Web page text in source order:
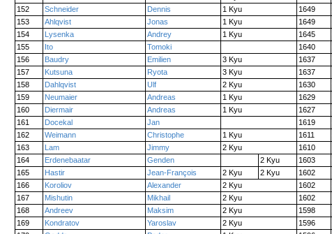
152
Schneider Dennis 1 Kyu 1649
153
Ahlqvist Jonas 1 Kyu 1649
154
Lysenka Andrey 1 Kyu 1645
155
Ito Tomoki 1640
156
Baudry Emilien 3 Kyu 1637
157
Kutsuna Ryota 3 Kyu 1637
158
Dahlqvist Ulf 2 Kyu 1630
159
Neumaier Andreas 1 Kyu 1629
160
Diermair Andreas 1 Kyu 1627
161
Docekal Jan 1619
162
Weimann Christophe 1 Kyu 1611
163
Lam Jimmy 2 Kyu 1610
164
Erdenebaatar Genden 2 Kyu 1603
165
Hastir Jean-François 2 Kyu 2 Kyu 1602
166
Koroliov Alexander 2 Kyu 1602
167
Mishutin Mikhail 2 Kyu 1602
168
Andreev Maksim 2 Kyu 1598
169
Kondratov Yaroslav 2 Kyu 1596